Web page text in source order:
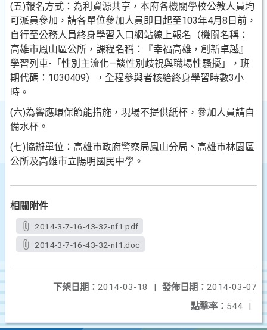
(五)報名方式：為利資源共享，本府各機關學校公教人員均
可派員參加，請各單位參加人員即日起至103年4月8日 前，
自行至公務人員終身學習入口網站線上報名（機關名稱：
高雄市鳳山區公所，課程名稱：『幸福高雄，創 新卓越』
學習列車-「性別主流化—談性別歧視與職場性騷擾」，班
期代碼：1030409），全程參與者核給終身學習時數3小
時。
(六)為響應環保節能措施，現場不提供紙杯，參加人員請自
備水杯。
(七)協辦單位：高雄市政府警察局鳳山分局、高雄市林園區
公所及高雄市立陽明國民中學。
相關附件
2014-3-7-16-43-32-nf1.pdf
2014-3-7-16-43-32-nf1.doc
發佈日期： 2014-03-07
下架日期： 2014-03-18
|
點擊率： 544 |